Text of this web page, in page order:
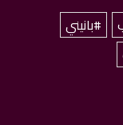
#بانيني